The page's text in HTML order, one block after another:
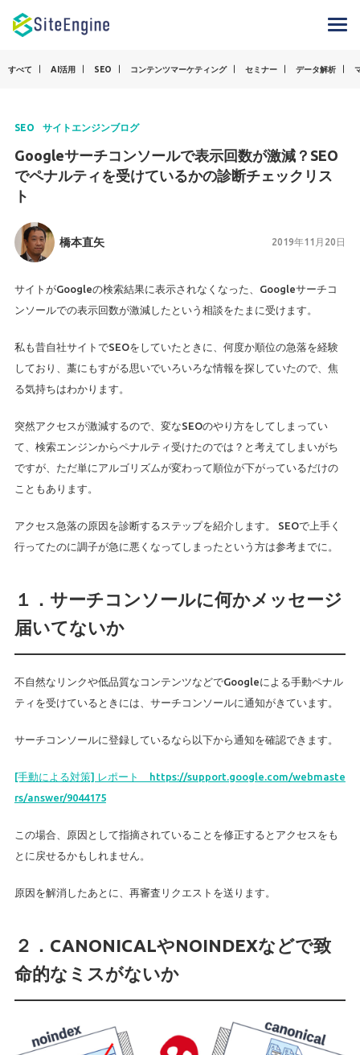
すべて AI活用 SEO コンテンツマーケティング セミナー データ解析
SEO サイトエンジンブログ
Googleサーチコンソールで表示回数が激減？SEO
でペナルティを受けているかの診断チェックリス
ト
橋本直矢 2019年11月20日
サイトがGoogleの検索結果に表示されなくなった、Googleサーチコ
ンソールでの表示回数が激減したという相談をたまに受けます。
私も昔自社サイトでSEOをしていたときに、何度か順位の急落を経験
しており、藁にもすがる思いでいろいろな情報を探していたので、焦
る気持ちはわかります。
突然アクセスが激減するので、変なSEOのやり方をしてしまってい
て、検索エンジンからペナルティ受けたのでは？と考えてしまいがち
ですが、ただ単にアルゴリズムが変わって順位が下がっているだけの
こともあります。
アクセス急落の原因を診断するステップを紹介します。 SEOで上手く
行ってたのに調子が急に悪くなってしまったという方は参考までに。
１．サーチコンソールに何かメッセージ
届いてないか
不自然なリンクや低品質なコンテンツなどでGoogleによる手動ペナル
ティを受けているときには、サーチコンソールに通知がきています。
サーチコンソールに登録しているなら以下から通知を確認できます。
[手動による対策] レポート https://support.google.com/webmaste
rs/answer/9044175
この場合、原因として指摘されていることを修正するとアクセスをも
とに戻せるかもしれません。
原因を解消したあとに、再審査リクエストを送ります。
２．CANONICALやNOINDEXなどで致
命的なミスがないか